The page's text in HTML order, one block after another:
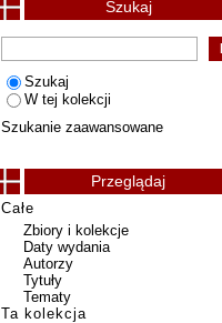
Szukaj
Szukaj
W tej kolekcji
Szukanie zaawansowane
Przeglądaj
Całe
Zbiory i kolekcje
Daty wydania
Autorzy
Tytuły
Tematy
Ta kolekcja